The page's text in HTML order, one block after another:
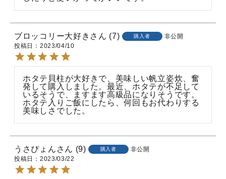
ブロッコリー大好き 7 購入者
非公開
投稿日
2023/04/10
ホタテ貝柱が大好きで、美味しい帆立姿炊、奮
発して購入しました。最近、ホタテが不足して
いるそうで、ますます高級品になりそうです。
ホタテ入りご飯にしたら、何回もお代わりする
美味しさでした。
うさぴょん 9 購入者
非公開
投稿日
2023/03/22